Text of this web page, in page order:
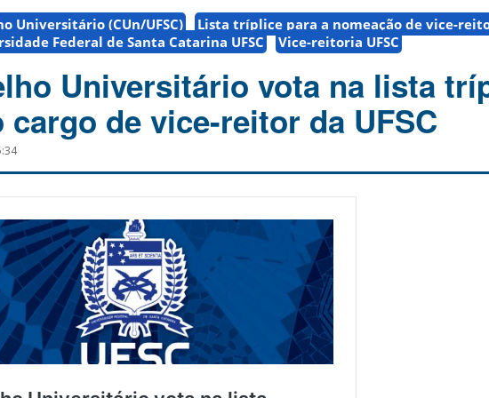
Universitário (CUn/UFSC)
Lista tríplice para a nomeação de vice-
Federal de Santa Catarina UFSC Vice-reitoria UFSC
Universitário vota na lista
cargo de vice-reitor da UFSC